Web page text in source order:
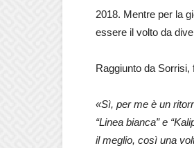
2018. Mentre per la
essere il volto da
Raggiunto da Sorrisi,
«Sì, per me è un
“Linea bianca” e
il meglio, così una